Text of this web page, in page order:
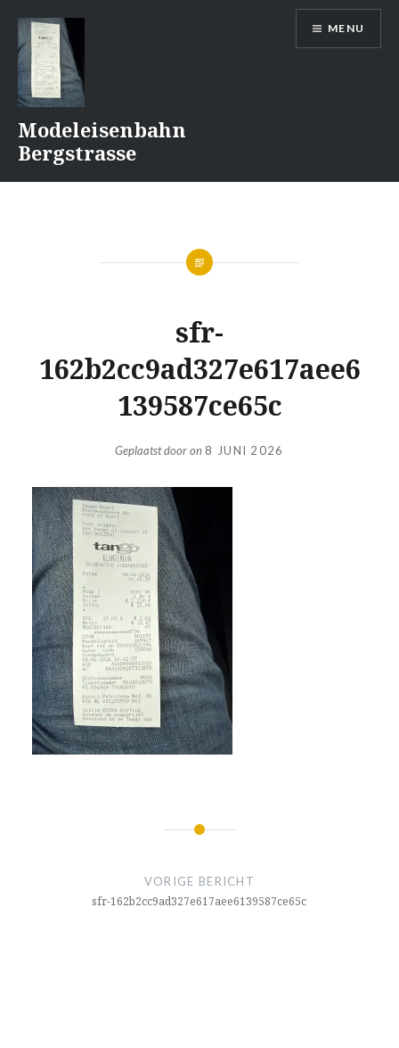
inhoud
springen
Modeleisenbahn
Bergstrasse
MENU
sfr-
162b2cc9ad327e617aee6
139587ce65c
Geplaatst dooron 8 JUNI 2026
VORIGE BERICHT
sfr-162b2cc9ad327e617aee6139587ce65c